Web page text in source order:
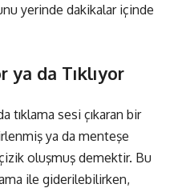
yerinde dakikalar içinde
ya da Tıklıyor
tıklama sesi çıkaran bir
ya da menteşe
oluşmuş demektir. Bu
ile giderilebilirken,